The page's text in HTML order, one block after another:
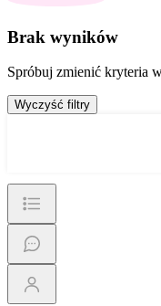
Brak wyników
Spróbuj zmienić kryteria
Wyczyść filtry